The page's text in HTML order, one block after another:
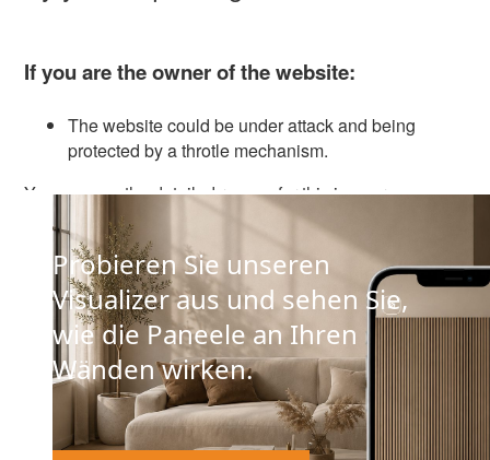
Probieren Sie unseren
Visualizer aus und sehen Sie,
wie die Paneele an Ihren
Wänden wirken.